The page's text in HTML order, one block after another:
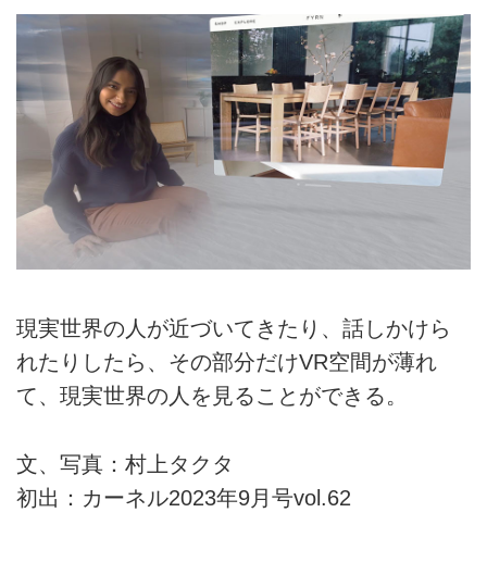
現実世界の人が近づいてきたり、話しかけら
れたりしたら、その部分だけVR空間が薄れ
て、現実世界の人を見ることができる。
文、写真：村上タクタ
初出：カーネル2023年9月号vol.62